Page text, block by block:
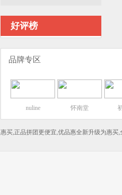
好评榜
品牌专区
nuline 怀南堂
惠买,正品拼团更便宜,优品惠全新升级为惠买,